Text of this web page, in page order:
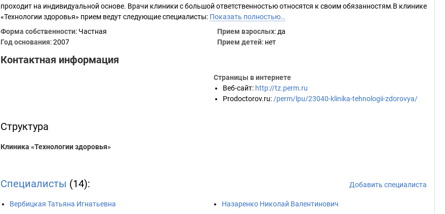
проходит на индивидуальной основе. Врачи клиники с большой ответственностью относятся к своим обязанностям.В клинике
«Технологии здоровья» прием ведут следующие специалисты: Показать полностью…
Форма собственности: Частная
Год основания:2007
Прием взрослых: да
Прием детей: нет
Контактная информация
Страницы в интернете
Веб-сайт: http://tz.perm.ru
Prodoctorov.ru: /perm/lpu/23040-klinika-tehnologii-zdorovya/
Структура
Клиника «Технологии здоровья»
Специалисты (14): Добавить специалиста
Вербицкая Татьяна Игнатьевна
Назаренко Николай Валентинович